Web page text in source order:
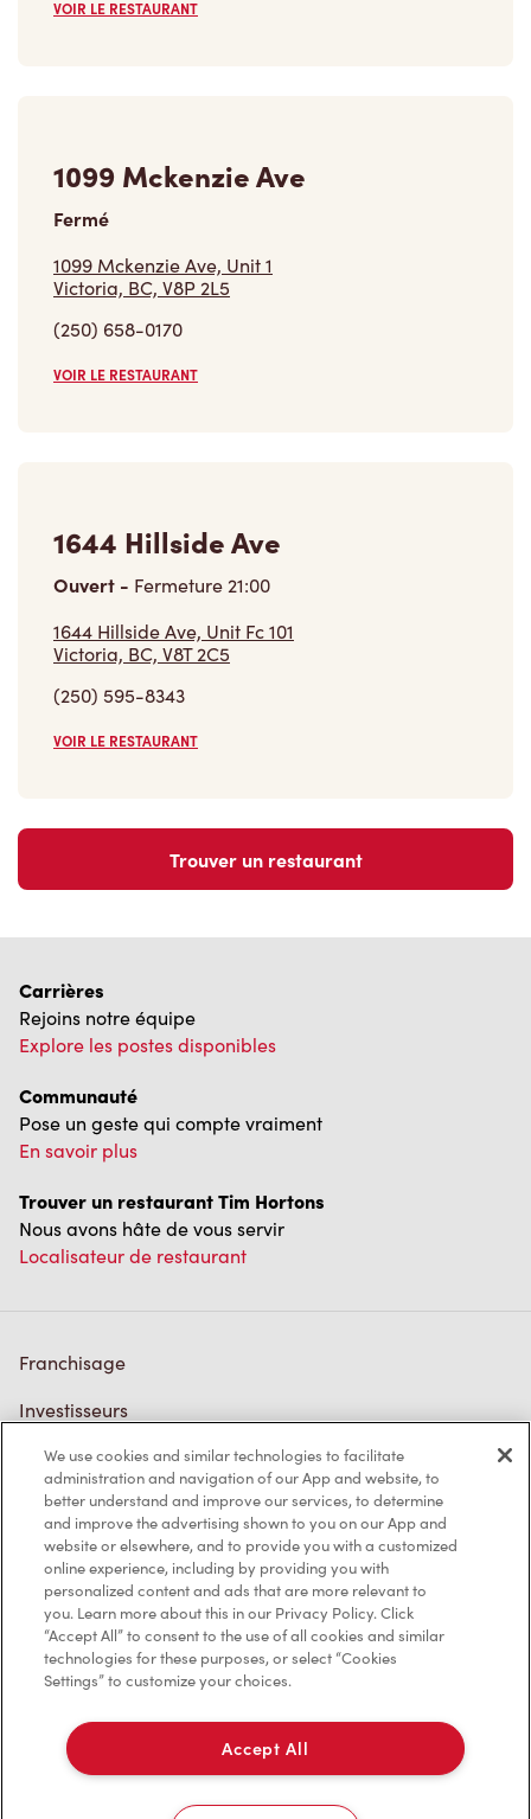
VOIR LE RESTAURANT
1099 Mckenzie Ave
Fermé
1099 Mckenzie Ave, Unit 1
Victoria, BC, V8P 2L5
(250) 658-0170
VOIR LE RESTAURANT
1644 Hillside Ave
Ouvert - Fermeture21:00
1644 Hillside Ave, Unit Fc 101
Victoria, BC, V8T 2C5
(250) 595-8343
VOIR LE RESTAURANT
Trouver un restaurant
Carrières
Rejoins notre équipe
Explore les postes disponibles
Communauté
Pose un geste qui compte vraiment
En savoir plus
Trouver un restaurant Tim Hortons
Nous avons hâte de vous servir
Localisateur de restaurant
Franchisage
Investisseurs
Communiquer avec nous
Foire aux questions
Politique de confidentialité
Conditions de service
Marques de commerce
Accessibilité
Diagnostic
We use cookies and similar technologies to facilitate
administration and navigation of our App and website, to
better understand and improve our services, to determine
and improve the advertising shown to you on our App and
website or elsewhere, and to provide you with a customized
online experience, including by providing you with
personalized content and ads that are more relevant to
you. Learn more about this in our Privacy Policy. Click
“Accept All” to consent to the use of all cookies and similar
technologies for these purposes, or select “Cookies
Settings” to customize your choices.
Accept All